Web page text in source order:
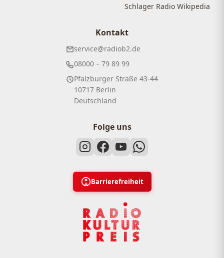
Schlager Radio Wikipedia
Kontakt
service@radiob2.de
08000 – 79 89 99
Pfalzburger Straße 43-44
10717 Berlin
Deutschland
Folge uns
Barrierefreiheit